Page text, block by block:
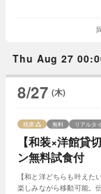
Thu Aug 27
8/27 (木)
【和装×洋館貸
ン無料試食付
残席 無料 リアルタ
【和と洋どちらも叶え
楽しみながら移動可能。